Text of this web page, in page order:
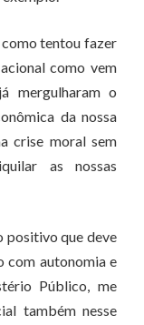
tentou fazer
como vem
mergulharam o
da nossa
crise moral sem
as nossas
positivo que deve
com autonomia e
Público, me
também nesse